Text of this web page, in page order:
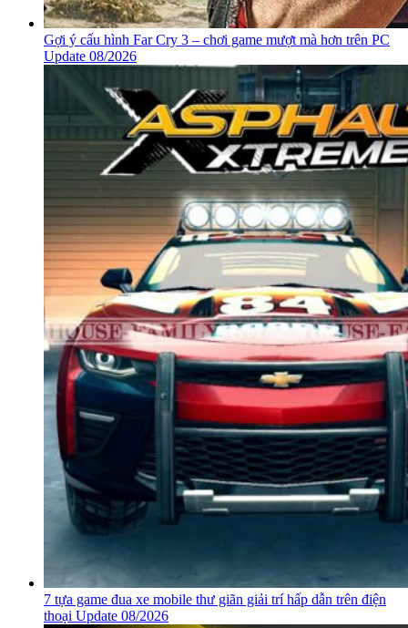
Gợi ý cấu hình Far Cry 3 – chơi game mượt mà hơn trên PC
Update 08/2026
7 tựa game đua xe mobile thư giãn giải trí hấp dẫn trên điện
thoại Update 08/2026